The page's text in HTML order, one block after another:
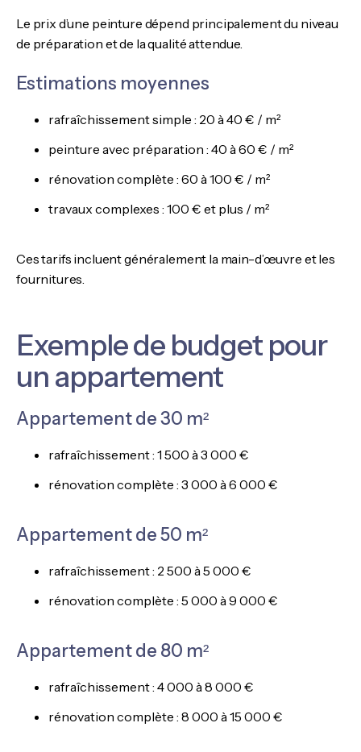
Le prix d’une peinture dépend principalement du niveau
de préparation et de la qualité attendue.
Estimations moyennes
rafraîchissement simple : 20 à 40 € / m²
peinture avec préparation : 40 à 60 € / m²
rénovation complète : 60 à 100 € / m²
travaux complexes : 100 € et plus / m²
Ces tarifs incluent généralement la main-d’œuvre et les
fournitures.
Exemple de budget pour
un appartement
Appartement de 30 m²
rafraîchissement : 1 500 à 3 000 €
rénovation complète : 3 000 à 6 000 €
Appartement de 50 m²
rafraîchissement : 2 500 à 5 000 €
rénovation complète : 5 000 à 9 000 €
Appartement de 80 m²
rafraîchissement : 4 000 à 8 000 €
rénovation complète : 8 000 à 15 000 €